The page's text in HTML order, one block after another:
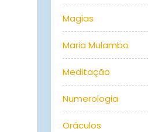
Magias
Maria Mulambo
Meditação
Numerologia
Oráculos